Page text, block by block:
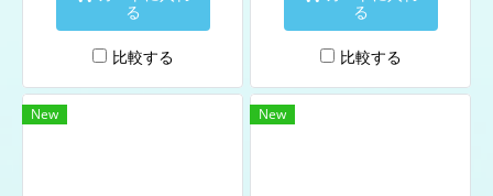
る
比較する
る
比較する
New New